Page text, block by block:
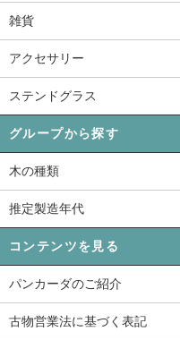
雑貨
アクセサリー
ステンドグラス
グループから探す
木の種類
推定製造年代
コンテンツを見る
パンカーダのご紹介
古物営業法に基づく表記